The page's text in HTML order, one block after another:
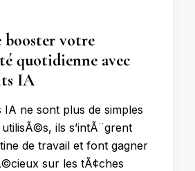
booster votre
quotidienne avec
IA
IA ne sont plus de simples
ils s’intÃ¨grent
de travail et font gagner
sur les tÃ¢ches